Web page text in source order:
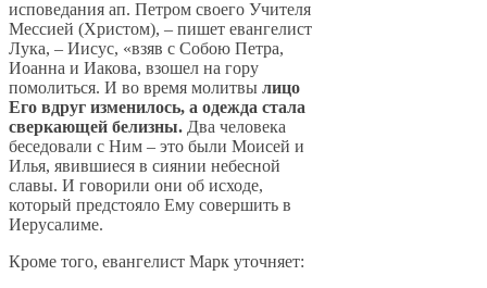
исповедания ап. Петром своего Учителя
Мессией (Христом), – пишет евангелист
Лука, – Иисус, «взяв с Собою Петра,
Иоанна и Иакова, взошел на гору
помолиться. И во время молитвы лицо
Его вдруг изменилось, а одежда стала
сверкающей белизны. Два человека
беседовали с Ним – это были Моисей и
Илья, явившиеся в сиянии небесной
славы. И говорили они об исходе,
который предстояло Ему совершить в
Иерусалиме.
Кроме того, евангелист Марк уточняет: